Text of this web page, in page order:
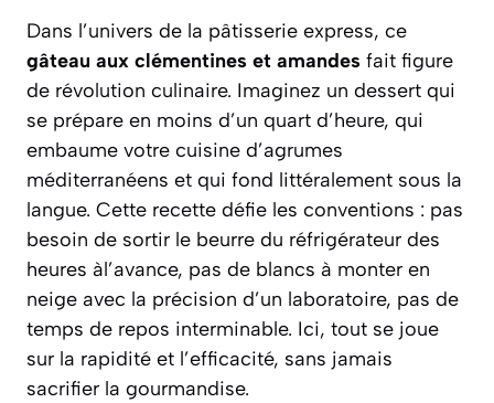
Dans l’univers de la pâtisserie express, ce
gâteau aux clémentines et amandes fait figure
de révolution culinaire. Imaginez un dessert qui
se prépare en moins d’un quart d’heure, qui
embaume votre cuisine d’agrumes
méditerranéens et qui fond littéralement sous la
langue. Cette recette défie les conventions : pas
besoin de sortir le beurre du réfrigérateur des
heures àl’avance, pas de blancs à monter en
neige avec la précision d’un laboratoire, pas de
temps de repos interminable. Ici, tout se joue
sur la rapidité et l’efficacité, sans jamais
sacrifier la gourmandise.